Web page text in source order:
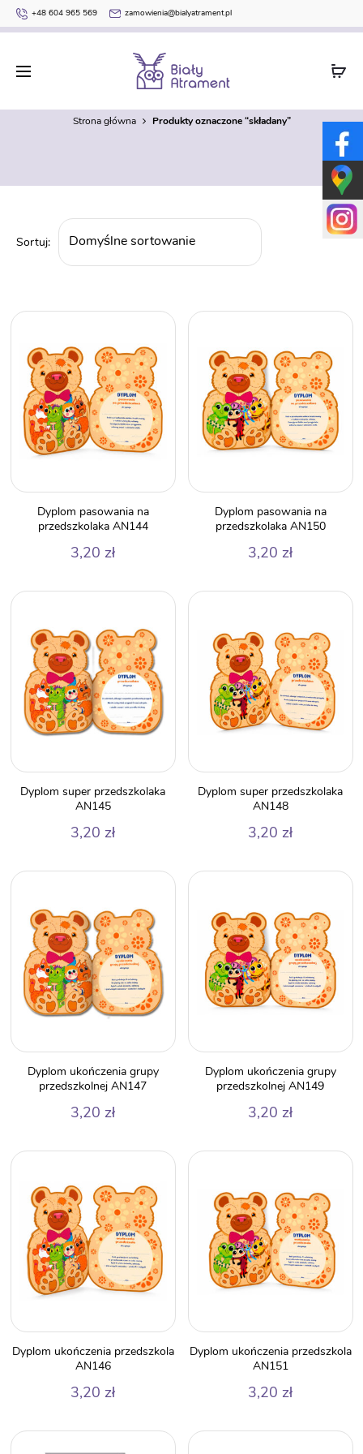
+48 604 965 569 zamowienia@bialyatrament.pl
składany
Strona główna Produkty oznaczone “składany”
Dyplom pasowania na
przedszkolaka AN144
3,20 zł
Dyplom pasowania na
przedszkolaka AN150
3,20 zł
Dyplom super przedszkolaka
AN145
3,20 zł
Dyplom super przedszkolaka
AN148
3,20 zł
Dyplom ukończenia grupy
przedszkolnej AN147
3,20 zł
Dyplom ukończenia grupy
przedszkolnej AN149
3,20 zł
Dyplom ukończenia przedszkola
AN146
3,20 zł
Dyplom ukończenia przedszkola
AN151
3,20 zł